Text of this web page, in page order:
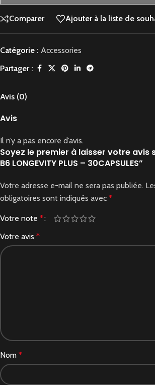
Comparer Ajouter à la liste de
Catégorie : Accessories
Partager :
Avis (0)
Avis
Il n’y a pas encore d’avis.
Soyez le premier à laisser votre avis
B6 LONGEVITY PLUS – 30CAPSULES”
Votre adresse e-mail ne sera pas publiée.
obligatoires sont indiqués avec *
Votre note *
Votre avis *
Nom *